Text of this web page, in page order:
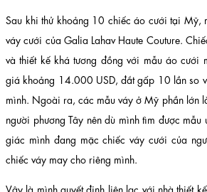
Sau khi thử khoảng 10 chiếc áo cưới tại Mỹ,
váy cưới của Galia Lahav Haute Couture.
và thiết kế khá tương đồng với mẫu áo cưới
giá khoảng 14.000 USD, đắt gấp 10 lần so
mình. Ngoài ra, các mẫu váy ở Mỹ phần lớn
người phương Tây nên dù mình tìm được mẫu
giác mình đang mặc chiếc váy cưới của
chiếc váy may cho riêng mình.
Vậy là mình quyết định liên lạc với nhà thiết